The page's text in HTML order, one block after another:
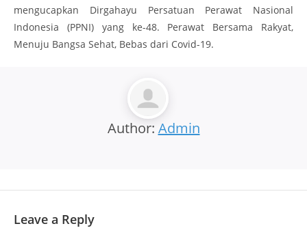
mengucapkan Dirgahayu Persatuan Perawat Nasional
Indonesia (PPNI) yang ke-48. Perawat Bersama Rakyat,
Menuju Bangsa Sehat, Bebas dari Covid-19.
Author: Admin
Leave a Reply